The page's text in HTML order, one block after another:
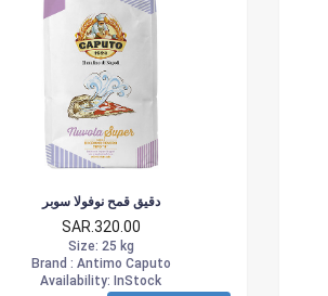
دقيق قمح نوفولا سوبر
SAR.320.00
Size: 25 kg
Brand : Antimo Caputo
Availability: InStock